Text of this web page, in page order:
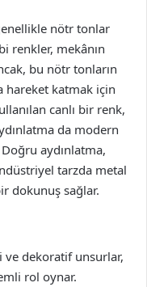
nötr tonlar
renkler, mekânın
bu nötr tonların
hareket katmak için
canlı bir renk,
da modern
aydınlatma,
tarzda metal
dokunuş sağlar.
ve dekoratif unsurlar,
rol oynar.